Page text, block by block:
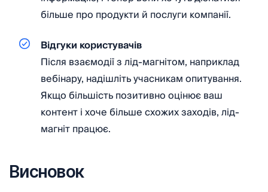
більше про продукти й послуги компанії.
Відгуки користувачів
Після взаємодії з лід-магнітом, наприклад
вебінару, надішліть учасникам опитування.
Якщо більшість позитивно оцінює ваш
контент і хоче більше схожих заходів, лід-
магніт працює.
Висновок